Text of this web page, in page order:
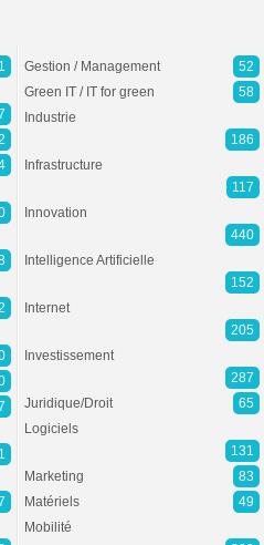
Gestion / Management
52
Green IT / IT for green
58
Industrie
186
Infrastructure
117
Innovation
440
Intelligence Artificielle
152
Internet
205
Investissement
287
Juridique/Droit
65
Logiciels
131
Marketing
83
Matériels
49
Mobilité